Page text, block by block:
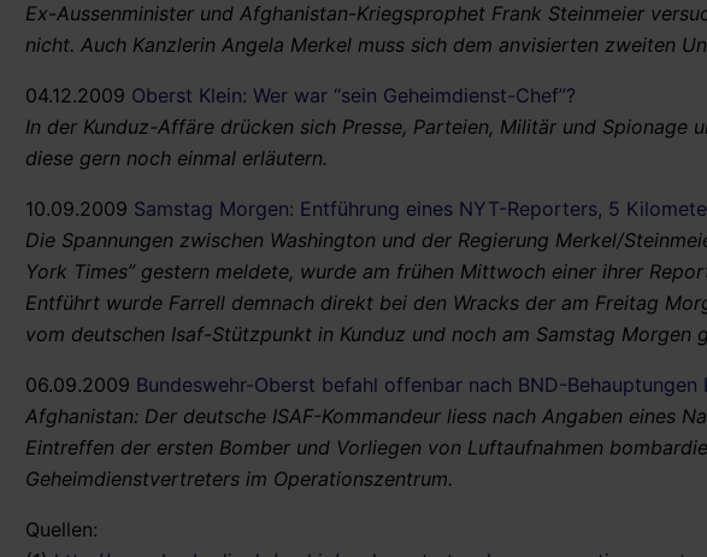
Ex-Aussenminister und Afghanistan-Kriegsprophet Frank Steinmeier
nicht. Auch Kanzlerin Angela Merkel muss sich dem anvisierten zweiten
04.12.2009 Oberst Klein: Wer war “sein Geheimdienst-Chef”?
In der Kunduz-Affäre drücken sich Presse, Parteien, Militär und Spionage
diese gern noch einmal erläutern.
10.09.2009 Samstag Morgen: Entführung eines NYT-Reporters, 5
Die Spannungen zwischen Washington und der Regierung Merkel/
York Times” gestern meldete, wurde am frühen Mittwoch einer ihrer
Entführt wurde Farrell demnach direkt bei den Wracks der am Freitag
vom deutschen Isaf-Stützpunkt in Kunduz und noch am Samstag Morgen
06.09.2009 Bundeswehr-Oberst befahl offenbar nach BND-
Afghanistan: Der deutsche ISAF-Kommandeur liess nach Angaben eines
Eintreffen der ersten Bomber und Vorliegen von Luftaufnahmen
Geheimdienstvertreters im Operationszentrum.
Quellen: